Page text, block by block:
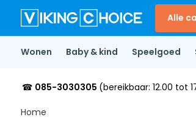
Alle
Wonen Baby & kind Speelgoed
☎ 085-3030305 (bereikbaar: 12.00 tot
Home